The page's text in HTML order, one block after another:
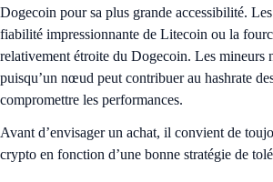
Dogecoin pour sa plus grande accessibilité.
fiabilité impressionnante de Litecoin ou la
relativement étroite du Dogecoin. Les mineurs
puisqu’un nœud peut contribuer au hashrate
compromettre les performances.
Avant d’envisager un achat, il convient de
crypto en fonction d’une bonne stratégie de